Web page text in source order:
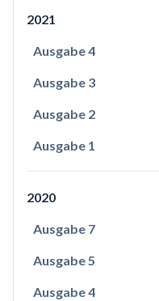
2021
Ausgabe 4
Ausgabe 3
Ausgabe 2
Ausgabe 1
2020
Ausgabe 7
Ausgabe 5
Ausgabe 4